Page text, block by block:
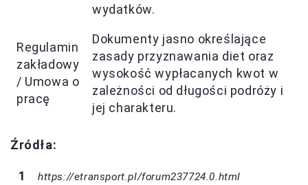
wydatków.
Regulamin
zakładowy
/ Umowa o
pracę
Dokumenty jasno określające
zasady przyznawania diet oraz
wysokość wypłacanych kwot w
zależności od długości podróży i
jej charakteru.
Źródła:
https://etransport.pl/forum237724.0.html